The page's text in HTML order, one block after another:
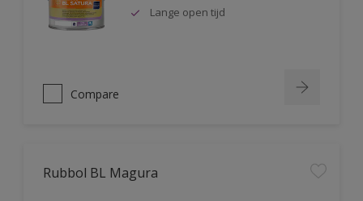
Lange open tijd
Compare
Rubbol BL Magura